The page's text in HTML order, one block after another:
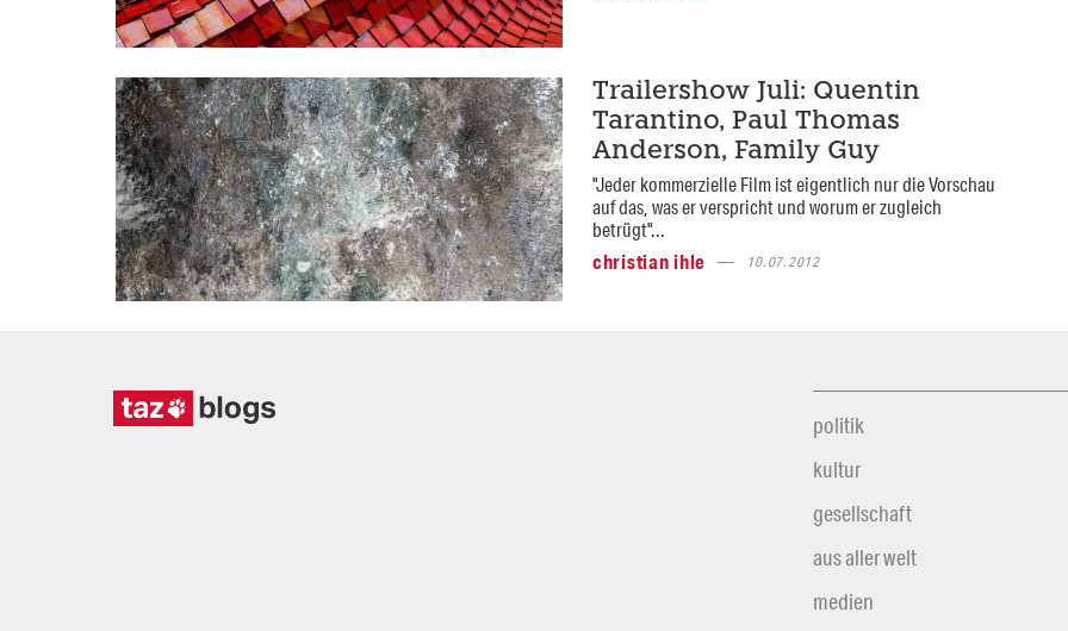
Trailershow Juli: Quentin
Tarantino, Paul Thomas
Anderson, Family Guy
"Jeder kommerzielle Film ist eigentlich nur die Vorschau
auf das, was er verspricht und worum er zugleich
betrügt"...
christian ihle
10.07.2012
politik
kultur
gesellschaft
aus aller welt
medien